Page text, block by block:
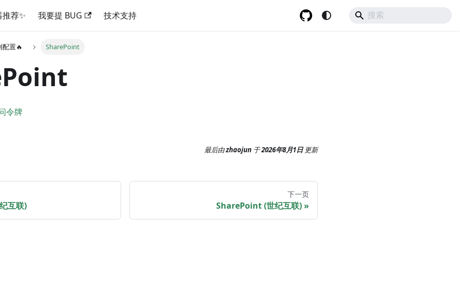
荐✨ 我要提 BUG 技术支持
配置🔥 SharePoint
令牌
最后由zhaojun 于2026年8月1日 更新
互联)
下一页
SharePoint (世纪互联)